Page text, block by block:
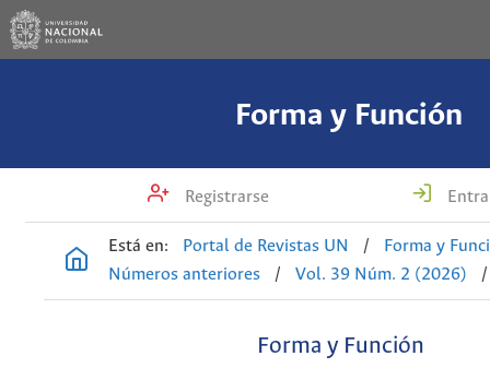
Forma y Función
Registrarse
Está en: Portal de Revistas UN /
Forma y
Números anteriores
/ Vol. 39 Núm. 2 (2026) /
Forma y Función